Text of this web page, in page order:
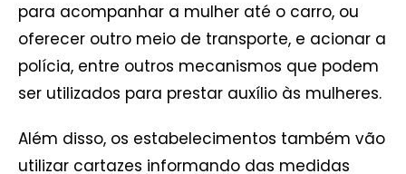
para acompanhar a mulher até o carro, ou
oferecer outro meio de transporte, e acionar a
polícia, entre outros mecanismos que podem
ser utilizados para prestar auxílio às mulheres.
Além disso, os estabelecimentos também vão
utilizar cartazes informando das medidas